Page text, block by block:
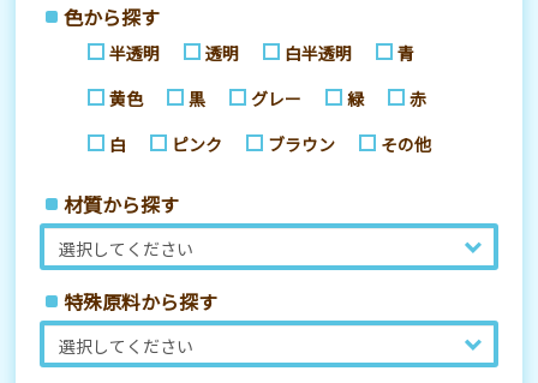
色から探す
半透明 透明 白半透明
青
黄色
黒 グレー 緑
赤
白
ピンク ブラウン その他
材質から探す
特殊原料から探す